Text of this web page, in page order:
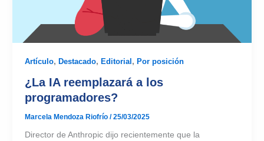
Artículo, Destacado, Editorial, Por posición
¿La IA reemplazará a los
programadores?
Marcela Mendoza Riofrío /25/03/2025
Director de Anthropic dijo recientemente que la